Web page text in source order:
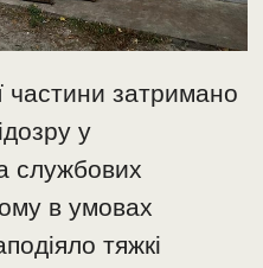
частини затримано
у
службових
в умовах
тяжкі